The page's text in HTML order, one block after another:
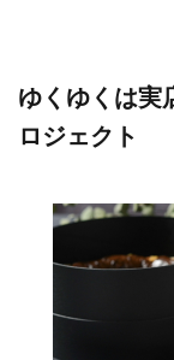
ゆくゆくは実
ロジェクト